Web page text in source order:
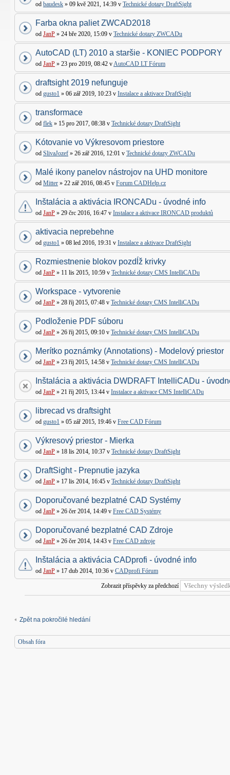
od baudesk » 09 kvě 2021, 14:39 v Technické dotazy DraftSight
Farba okna paliet ZWCAD2018
od JanP » 24 bře 2020, 15:09 v Technické dotazy ZWCADu
AutoCAD (LT) 2010 a staršie - KONIEC PODPORY
od JanP » 23 pro 2019, 08:42 vAutoCAD LT Fórum
draftsight 2019 nefunguje
od gusto1 » 06 zář 2019, 10:23 v Instalace a aktivace DraftSight
transformace
od flek » 15 pro 2017, 08:38 v Technické dotazy DraftSight
Kótovanie vo Výkresovom priestore
od SlivaJozef » 26 zář 2016, 12:01 v Technické dotazy ZWCADu
Malé ikony panelov nástrojov na UHD monitore
od Mitter » 22 zář 2016, 08:45 v Forum CADHelp.cz
Inštalácia a aktivácia IRONCADu - úvodné info
od JanP » 29 črc 2016, 16:47 v Instalace a aktivace IRONCAD produktů
aktivacia neprebehne
od gusto1 » 08 led 2016, 19:31 v Instalace a aktivace DraftSight
Rozmiestnenie blokov pozdĺž krivky
od JanP » 11 lis 2015, 10:59 v Technické dotazy CMS IntelliCADu
Workspace - vytvorenie
od JanP » 28 říj 2015, 07:48 v Technické dotazy CMS IntelliCADu
Podloženie PDF súboru
od JanP » 26 říj 2015, 09:10 v Technické dotazy CMS IntelliCADu
Merítko poznámky (Annotations) - Modelový priestor
od JanP » 23 říj 2015, 14:58 v Technické dotazy CMS IntelliCADu
Inštalácia a aktivácia DWDRAFT IntelliCADu -
od JanP » 21 říj 2015, 13:44 v Instalace a aktivace CMS IntelliCADu
librecad vs draftsight
od gusto1 » 05 zář 2015, 19:46 v Free CAD Fórum
Výkresový priestor - Mierka
od JanP » 18 lis 2014, 10:37 v Technické dotazy DraftSight
DraftSight - Prepnutie jazyka
od JanP » 17 lis 2014, 16:45 v Technické dotazy DraftSight
Doporučované bezplatné CAD Systémy
od JanP » 26 čer 2014, 14:49 v Free CAD Systémy
Doporučované bezplatné CAD Zdroje
od JanP » 26 čer 2014, 14:43 v Free CAD zdroje
Inštalácia a aktivácia CADprofi - úvodné info
od JanP » 17 dub 2014, 10:36 v CADprofi Fórum
Zobrazit příspěvky za předchozí
Zpět na pokročilé hledání
Obsah fóra